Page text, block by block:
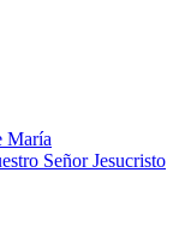
María
Señor Jesucristo